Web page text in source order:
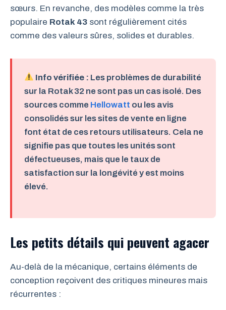
sœurs. En revanche, des modèles comme la très
populaire Rotak 43 sont régulièrement cités
comme des valeurs sûres, solides et durables.
Info vérifiée : Les problèmes de durabilité
sur la Rotak 32 ne sont pas un cas isolé. Des
sources comme Hellowatt ou les avis
consolidés sur les sites de vente en ligne
font état de ces retours utilisateurs. Cela ne
signifie pas que toutes les unités sont
défectueuses, mais que le taux de
satisfaction sur la longévité y est moins
élevé.
Les petits détails qui peuvent agacer
Au-delà de la mécanique, certains éléments de
conception reçoivent des critiques mineures mais
récurrentes :